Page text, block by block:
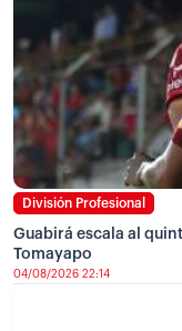
División Profesional
Guabirá escala al
Tomayapo
04/08/2026 22:14